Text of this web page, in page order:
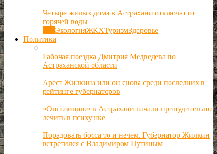
Четыре жилых дома в Астрахани отключат от
горячей воды
ЭкологияЖКХТуризмЗдоровье
Политика
Рабочая поездка Дмитрия Медведева по
Астраханской области
Арест Жилкина или он снова среди последних в
рейтинге губернаторов
«Оппозицию» в Астрахани начали принудительно
лечить в психушке
Порадовать босса то и нечем. Губернатор Жилкин
встретился с Владимиром Путиным